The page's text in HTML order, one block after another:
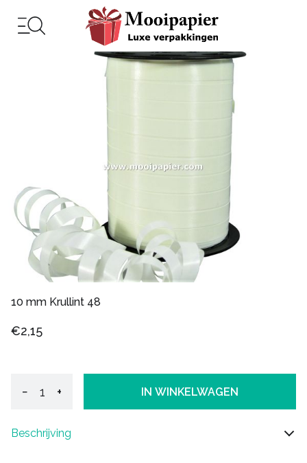
10 mm Krullint 48
€2,15
− + IN WINKELWAGEN
Beschrijving